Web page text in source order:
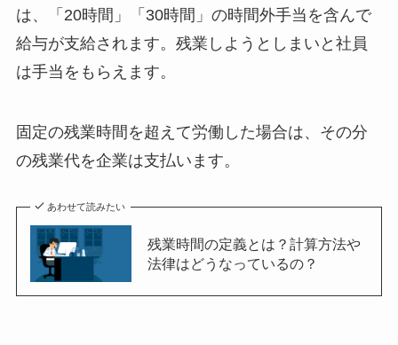
は、「20時間」「30時間」の時間外手当を含んで
給与が支給されます。残業しようとしまいと社員
は手当をもらえます。
固定の残業時間を超えて労働した場合は、その分
の残業代を企業は支払います。
あわせて読みたい
残業時間の定義とは？計算方法や
法律はどうなっているの？